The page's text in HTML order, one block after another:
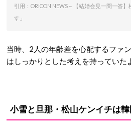
引用：ORICON NEWS～【結婚会見一問一答
す」
当時、2人の年齢差を心配するファ
はしっかりとした考えを持っていた
小雪と旦那・松山ケンイチは